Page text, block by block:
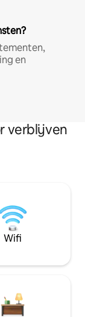
en
verblijven
Wifi